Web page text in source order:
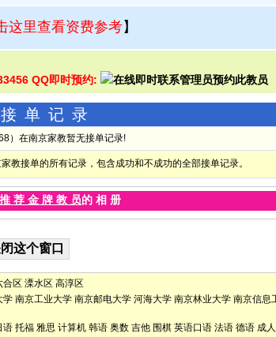
这里查看资费参考】
QQ即时预约:
单记录
）在南京家教暂无接单记录!
教接单的所有记录，包含成功和不成功的全部接单记录。
推 荐 金 牌 教 员的 相 册
合区 溧水区 高淳区
学 南京工业大学 南京邮电大学 河海大学 南京林业大学 南京信息
语 托福 雅思 计算机 韩语 奥数 吉他 围棋 英语口语 法语 德语 成人